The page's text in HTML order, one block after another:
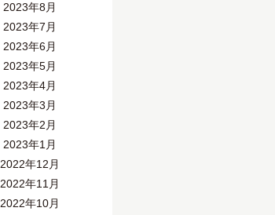
2023年8月
2023年7月
2023年6月
2023年5月
2023年4月
2023年3月
2023年2月
2023年1月
2022年12月
2022年11月
2022年10月